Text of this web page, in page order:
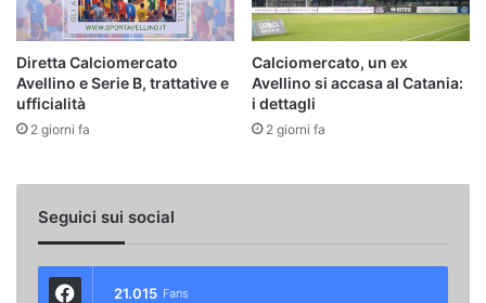
Diretta Calciomercato
Avellino e Serie B, trattative e
ufficialità
2 giorni fa
Calciomercato, un ex
Avellino si accasa al Catania:
i dettagli
2 giorni fa
Seguici sui social
21.015 Fans